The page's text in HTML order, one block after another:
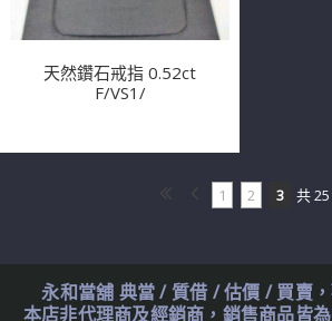
天然鑽石戒指 0.52ct
F/VS1/
1 2 3 共
永和當舖 典當 / 質借 / 估價 / 買賣
本店非代理商及經銷商，銷售商品皆